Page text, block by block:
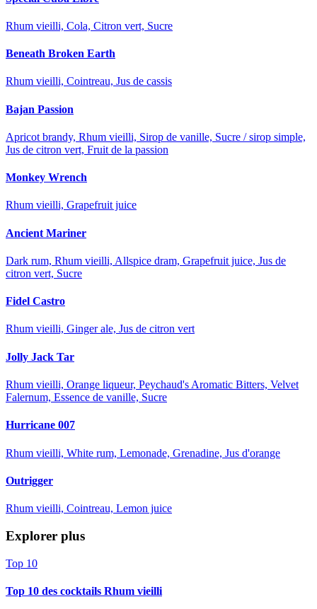
Rhum vieilli, Cola, Citron vert, Sucre
Beneath Broken Earth
Rhum vieilli, Cointreau, Jus de cassis
Bajan Passion
Apricot brandy, Rhum vieilli, Sirop de vanille, Sucre / sirop simple,
Jus de citron vert, Fruit de la passion
Monkey Wrench
Rhum vieilli, Grapefruit juice
Ancient Mariner
Dark rum, Rhum vieilli, Allspice dram, Grapefruit juice, Jus de
citron vert, Sucre
Fidel Castro
Rhum vieilli, Ginger ale, Jus de citron vert
Jolly Jack Tar
Rhum vieilli, Orange liqueur, Peychaud's Aromatic Bitters, Velvet
Falernum, Essence de vanille, Sucre
Hurricane 007
Rhum vieilli, White rum, Lemonade, Grenadine, Jus d'orange
Outrigger
Rhum vieilli, Cointreau, Lemon juice
Explorer plus
Top 10
Top 10 des cocktails Rhum vieilli